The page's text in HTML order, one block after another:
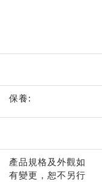
保養:
產品規格及外觀如
有變更，恕不另行